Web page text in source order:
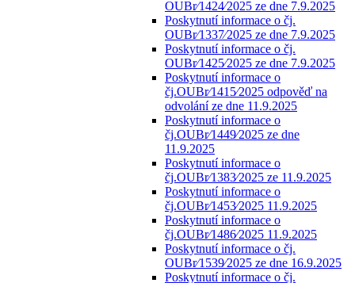
OUBr⁄1424⁄2025 ze dne 7.9.2025
Poskytnutí informace o čj.
OUBr⁄1337⁄2025 ze dne 7.9.2025
Poskytnutí informace o čj.
OUBr⁄1425⁄2025 ze dne 7.9.2025
Poskytnutí informace o
čj.OUBr⁄1415⁄2025 odpověď na
odvolání ze dne 11.9.2025
Poskytnutí informace o
čj.OUBr⁄1449⁄2025 ze dne
11.9.2025
Poskytnutí informace o
čj.OUBr⁄1383⁄2025 ze 11.9.2025
Poskytnutí informace o
čj.OUBr⁄1453⁄2025 11.9.2025
Poskytnutí informace o
čj.OUBr⁄1486⁄2025 11.9.2025
Poskytnutí informace o čj.
OUBr⁄1539⁄2025 ze dne 16.9.2025
Poskytnutí informace o čj.